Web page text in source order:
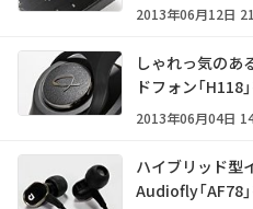
2013年06月12日
しゃれっ気のあ
ドフォン「H118
2013年06月04日
ハイブリッド型
Audiofly「AF78